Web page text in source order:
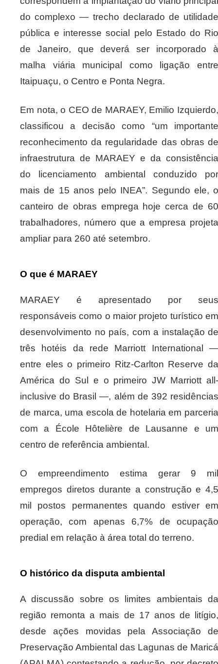
do complexo — trecho declarado de utilidade
pública e interesse social pelo Estado do Rio
de Janeiro, que deverá ser incorporado à
malha viária municipal como ligação entre
Itaipuaçu, o Centro e Ponta Negra.
Em nota, o CEO de MARAEY, Emilio Izquierdo,
classificou a decisão como “um importante
reconhecimento da regularidade das obras de
infraestrutura de MARAEY e da consistência
do licenciamento ambiental conduzido por
mais de 15 anos pelo INEA”. Segundo ele, o
canteiro de obras emprega hoje cerca de 60
trabalhadores, número que a empresa projeta
ampliar para 260 até setembro.
O que é MARAEY
MARAEY é apresentado por seus
responsáveis como o maior projeto turístico em
desenvolvimento no país, com a instalação de
três hotéis da rede Marriott International —
entre eles o primeiro Ritz-Carlton Reserve da
América do Sul e o primeiro JW Marriott all-
inclusive do Brasil —, além de 392 residências
de marca, uma escola de hotelaria em parceria
com a École Hôtelière de Lausanne e um
centro de referência ambiental.
O empreendimento estima gerar 9 mil
empregos diretos durante a construção e 4,5
mil postos permanentes quando estiver em
operação, com apenas 6,7% de ocupação
predial em relação à área total do terreno.
O histórico da disputa ambiental
A discussão sobre os limites ambientais da
região remonta a mais de 17 anos de litígio,
desde ações movidas pela Associação de
Preservação Ambiental das Lagunas de Maricá